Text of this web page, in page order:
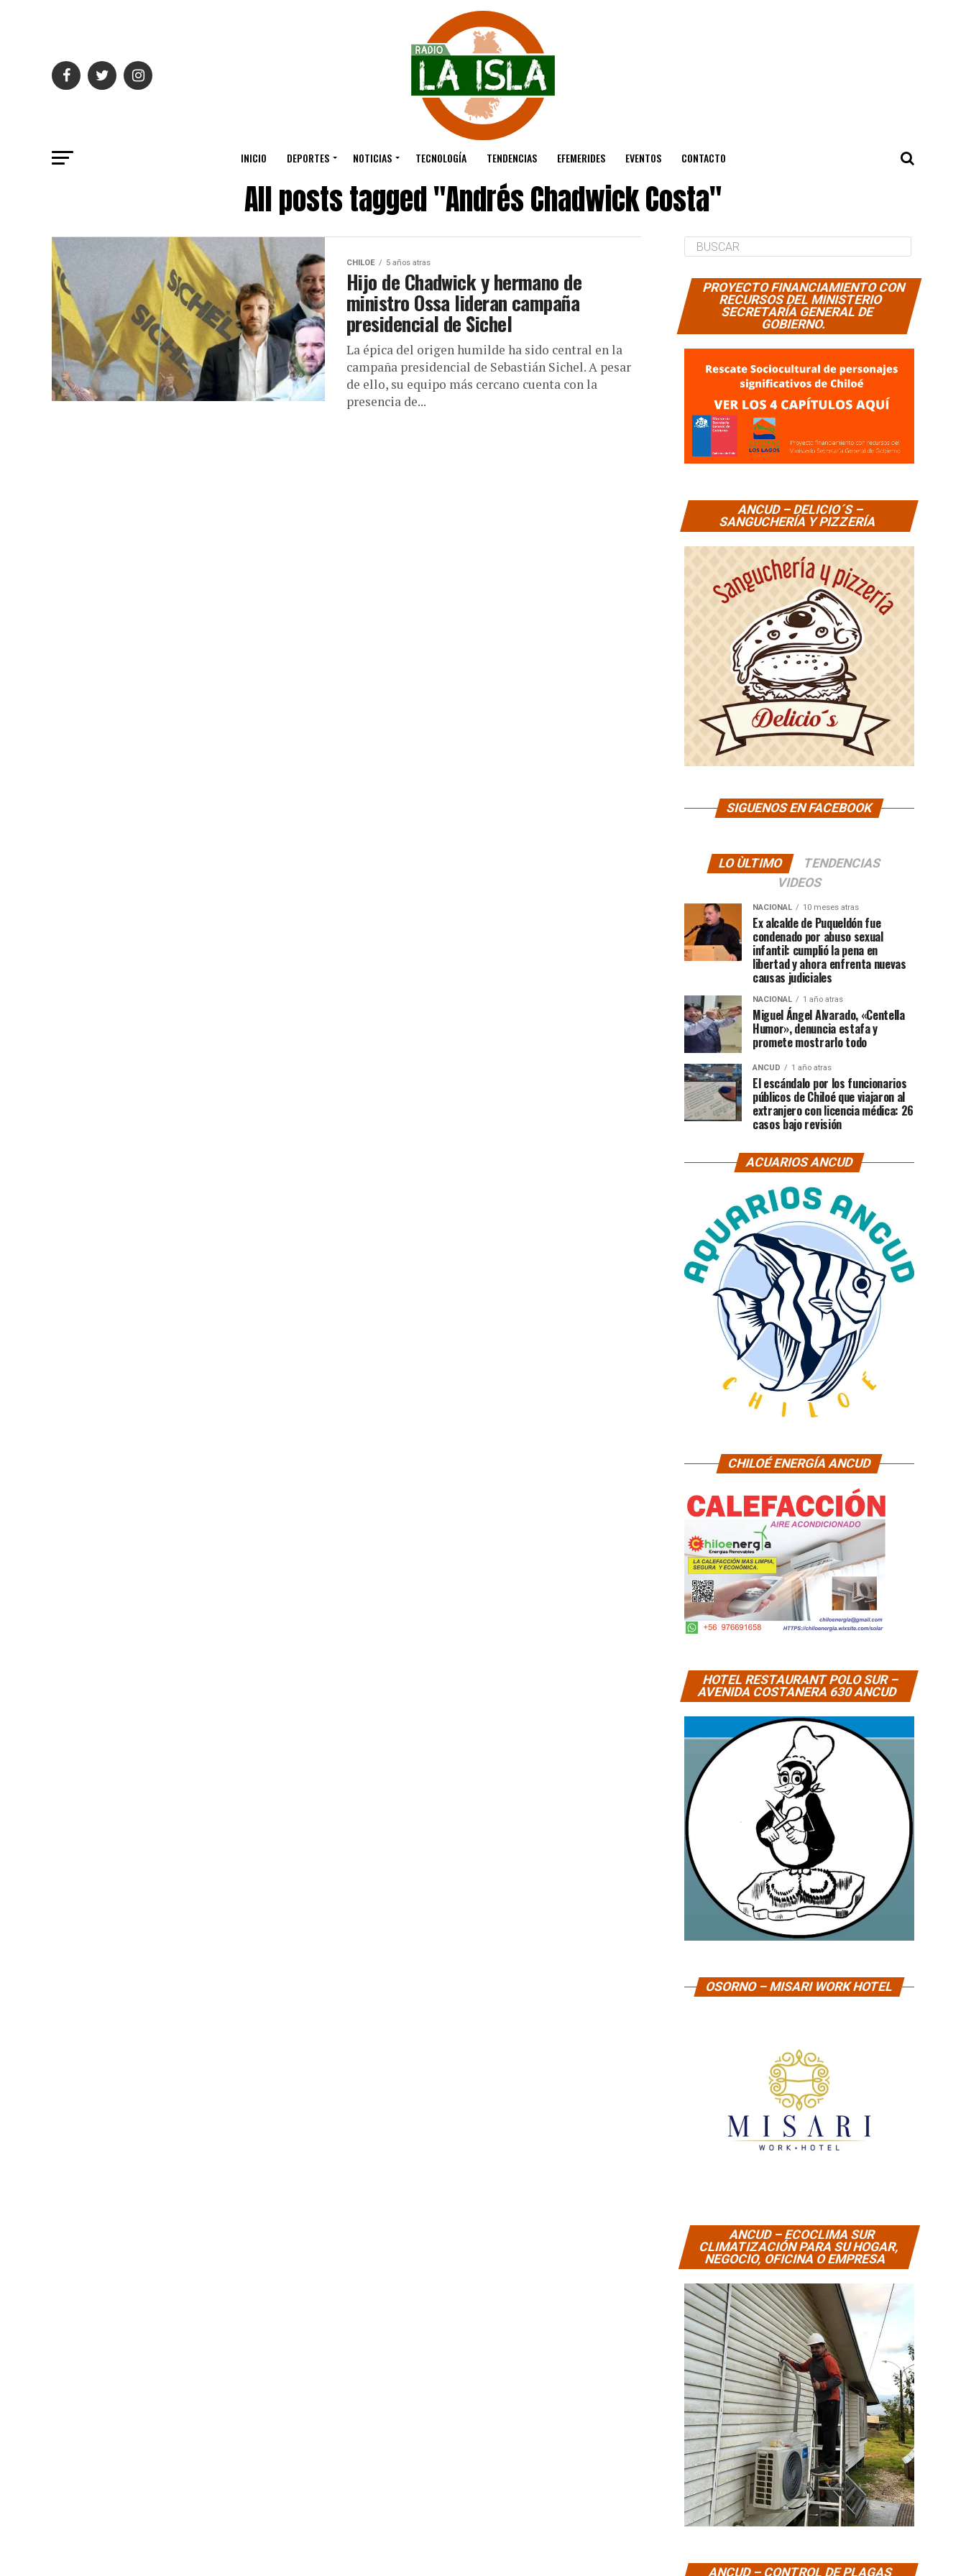
INICIO DEPORTES NOTICIAS TECNOLOGÍA TENDENCIAS EFEMERIDES EVENTOS CONTACTO
All posts tagged "Andrés Chadwick Costa"
CHILOE 5 años atras
Hijo de Chadwick y hermano de
ministro Ossa lideran campaña
presidencial de Sichel
La épica del origen humilde ha sido central en la
campaña presidencial de Sebastián Sichel. A pesar
de ello, su equipo más cercano cuenta con la
presencia de...
PROYECTO FINANCIAMIENTO CON
RECURSOS DEL MINISTERIO
SECRETARÍA GENERAL DE
GOBIERNO.
ANCUD – DELICIO´S –
SANGUCHERÍA Y PIZZERÍA
SIGUENOS EN FACEBOOK
LO ÙLTIMO
TENDENCIAS
VIDEOS
NACIONAL 10 meses atras
Ex alcalde de Puqueldón fue
condenado por abuso sexual
infantil: cumplió la pena en
libertad y ahora enfrenta nuevas
causas judiciales
NACIONAL 1 año atras
Miguel Ángel Alvarado, «Centella
Humor», denuncia estafa y
promete mostrarlo todo
ANCUD 1 año atras
El escándalo por los funcionarios
públicos de Chiloé que viajaron al
extranjero con licencia médica: 26
casos bajo revisión
ACUARIOS ANCUD
CHILOÉ ENERGÍA ANCUD
HOTEL RESTAURANT POLO SUR –
AVENIDA COSTANERA 630 ANCUD
OSORNO – MISARI WORK HOTEL
ANCUD – ECOCLIMA SUR
CLIMATIZACIÓN PARA SU HOGAR,
NEGOCIO, OFICINA O EMPRESA
ANCUD – CONTROL DE PLAGAS